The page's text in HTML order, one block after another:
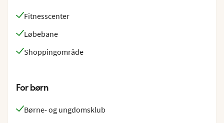
Fitnesscenter
Løbebane
Shoppingområde
For børn
Børne- og ungdomsklub